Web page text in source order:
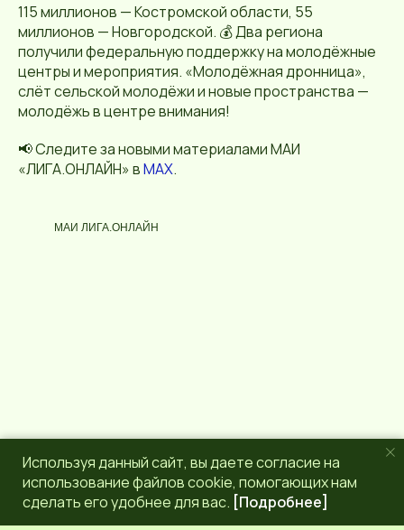
115 миллионов — Костромской области, 55
миллионов — Новгородской. 💰 Два региона
получили федеральную поддержку на молодёжные
центры и мероприятия. «Молодёжная дронница»,
слёт сельской молодёжи и новые пространства —
молодёжь в центре внимания!
📢 Следите за новыми материалами МАИ
«ЛИГА.ОНЛАЙН» вMAX.
МАИ ЛИГА.ОНЛАЙН
Используя данный сайт, вы даете согласие на
использование файлов cookie, помогающих нам
сделать его удобнее для вас. [Подробнее]